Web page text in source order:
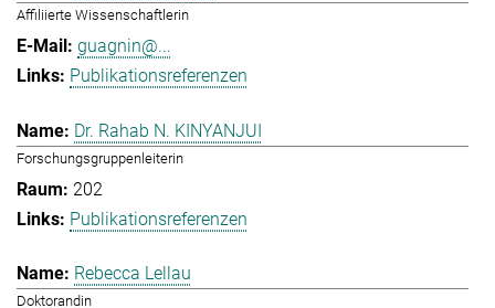
Affiliierte Wissenschaftlerin
guagnin@...
Publikationsreferenzen
Dr. Rahab N. KINYANJUI
Forschungsgruppenleiterin
202
Publikationsreferenzen
Rebecca Lellau
Doktorandin